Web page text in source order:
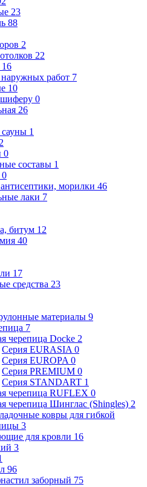
23
88
2
22
16
наружных работ 7
10
0
26
1
2
0
составы 1
0
морилки 46
лаки 7
битум 12
40
17
средства 23
материалы 9
7
черепица Docke 2
Серия EURASIA 0
Серия EUROPA 0
Серия PREMIUM 0
Серия STANDART 1
черепица RUFLEX 0
черепица Шинглас (Shingles) 2
ковры для гибкой
3
для кровли 16
3
96
заборный 75